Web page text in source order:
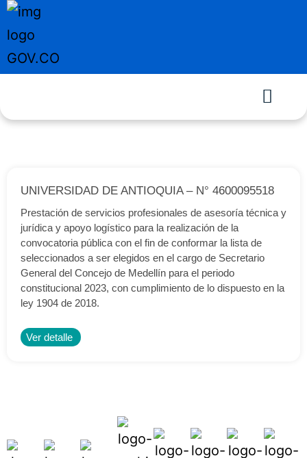
UNIVERSIDAD DE ANTIOQUIA – N° 4600095518
Prestación de servicios profesionales de asesoría técnica y
jurídica y apoyo logístico para la realización de la
convocatoria pública con el fin de conformar la lista de
seleccionados a ser elegidos en el cargo de Secretario
General del Concejo de Medellín para el periodo
constitucional 2023, con cumplimiento de lo dispuesto en la
ley 1904 de 2018.
Ver detalle